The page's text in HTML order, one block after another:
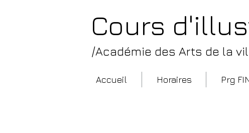
Cours
/Académie des Arts de la
Accueil Horaires Prg